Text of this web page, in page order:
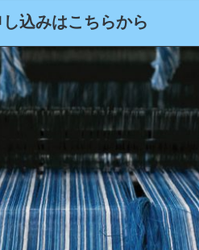
し込みはこちらから